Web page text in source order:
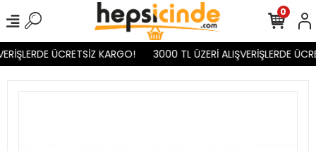
ÜCRETSİZ KARGO! 3000 TL ÜZERİ ALIŞVERİŞLERDE
0